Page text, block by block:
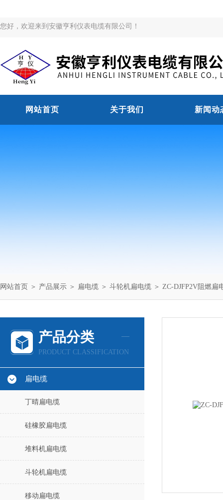
您好，欢迎来到安徽亨利仪表电缆有限公司！
网站首页 关于我们 新闻动
网站首页 ＞ 产品展示 ＞ 扁电缆 ＞ 斗轮机扁电缆 ＞ ZC-DJFP2V阻燃扁
产品分类
PRODUCT CLASSIFICATION
扁电缆
丁晴扁电缆
硅橡胶扁电缆
堆料机扁电缆
斗轮机扁电缆
移动扁电缆